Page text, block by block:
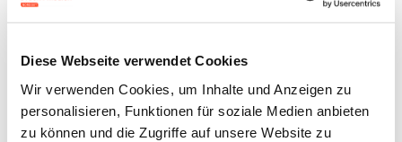
Diese Webseite verwendet Cookies
Wir verwenden Cookies, um Inhalte und Anzeigen zu
personalisieren, Funktionen für soziale Medien anbieten
zu können und die Zugriffe auf unsere Website zu
Benutzeranmeldung